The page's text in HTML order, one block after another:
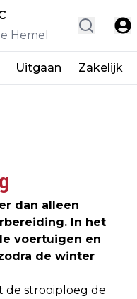
Hemel
Uitgaan Zakelijk
dan alleen
In het
voertuigen en
de winter
de strooiploeg de